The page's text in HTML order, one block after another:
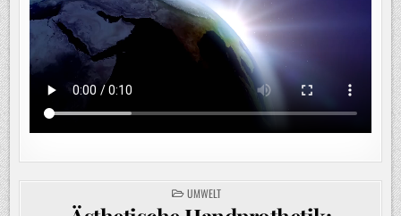
POSTED
IN
UMWELT